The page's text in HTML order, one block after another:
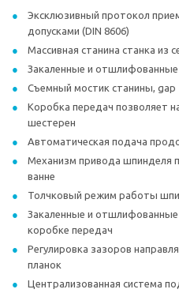
Эксклюзивный протокол
допусками (DIN 8606)
Массивная станина станка из
Закаленные и
Съемный мостик станины, gap
Коробка передач позволяет
шестерен
Автоматическая подача
Механизм привода шпинделя
ванне
Толчковый режим работы
Закаленные и
коробке передач
Регулировка зазоров
планок
Централизованная система